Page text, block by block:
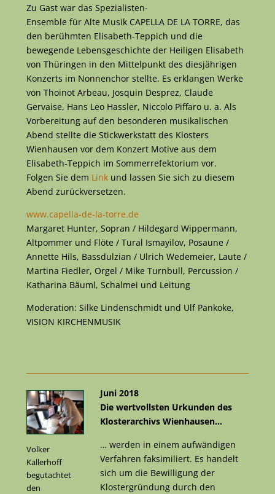
Zu Gast war das Spezialisten-
Ensemble für Alte Musik CAPELLA DE LA TORRE, das
den berühmten Elisabeth-Teppich und die
bewegende Lebensgeschichte der Heiligen Elisabeth
von Thüringen in den Mittelpunkt des diesjährigen
Konzerts im Nonnenchor stellte. Es erklangen Werke
von Thoinot Arbeau, Josquin Desprez, Claude
Gervaise, Hans Leo Hassler, Niccolo Piffaro u. a. Als
Vorbereitung auf den besonderen musikalischen
Abend stellte die Stickwerkstatt des Klosters
Wienhausen vor dem Konzert Motive aus dem
Elisabeth-Teppich im Sommerrefektorium vor.
Folgen Sie dem Link und lassen Sie sich zu diesem
Abend zurückversetzen.
www.capella-de-la-torre.de
Margaret Hunter, Sopran / Hildegard Wippermann,
Altpommer und Flöte / Tural Ismayilov, Posaune /
Annette Hils, Bassdulzian / Ulrich Wedemeier, Laute /
Martina Fiedler, Orgel / Mike Turnbull, Percussion /
Katharina Bäuml, Schalmei und Leitung
Moderation: Silke Lindenschmidt und Ulf Pankoke,
VISION KIRCHENMUSIK
Volker
Kallerhoff
begutachtet
den
Juni 2018
Die wertvollsten Urkunden des
Klosterarchivs Wienhausen…
… werden in einem aufwändigen
Verfahren faksimiliert. Es handelt
sich um die Bewilligung der
Klostergründung durch den